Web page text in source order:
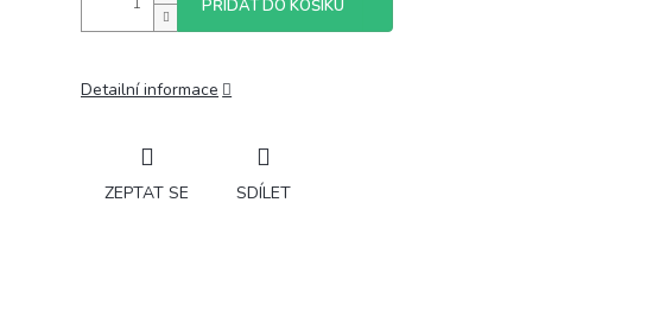
PŘIDAT DO KOŠÍKU
Detailní informace
ZEPTAT SE SDÍLET